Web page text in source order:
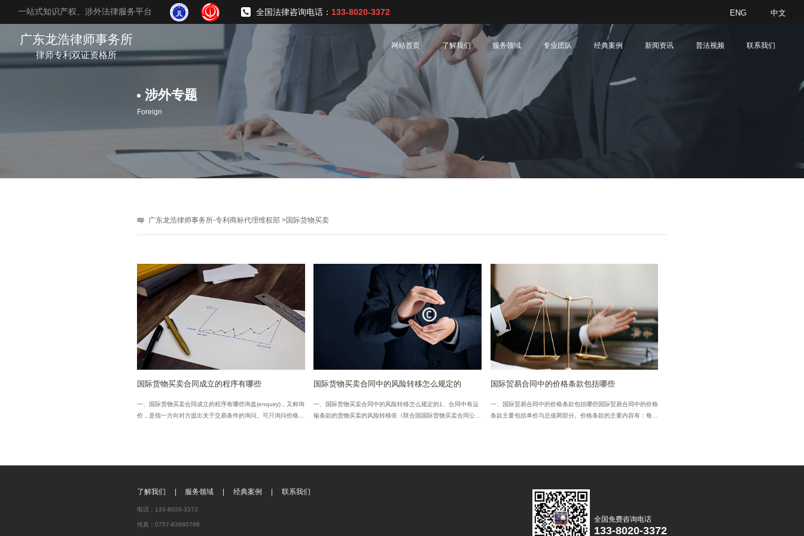
一站式知识产权、涉外法律服务平台 全国法律咨询电话： 133-8020-3372 ENG 中文
广东龙浩律师事务所 网站首页 了解我们
涉外专题
Foreign
广东龙浩律师事务所-专利商标代理维权部 >国际货物买卖
国际货物买卖合同成立的程序有哪些 国际货物买卖合同中的风险转移怎么规定的